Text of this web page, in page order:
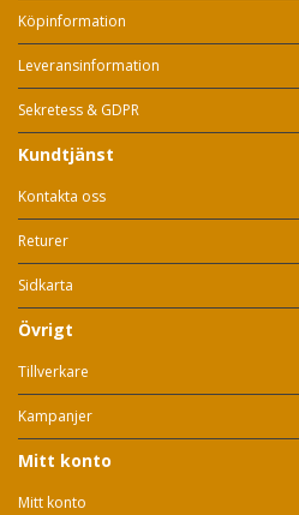
Köpinformation
Leveransinformation
Sekretess & GDPR
Kundtjänst
Kontakta oss
Returer
Sidkarta
Övrigt
Tillverkare
Kampanjer
Mitt konto
Mitt konto